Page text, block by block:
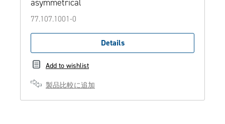
asymmetrical
77.107.1001-0
Details
Add to wishlist
製品比較に追加